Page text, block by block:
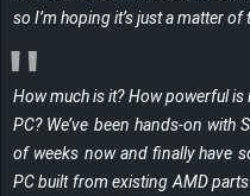
so I’m hoping it’s just a matter of
How much is it? How powerful
PC? We’ve been hands-on
of weeks now and finally have
PC built from existing AMD